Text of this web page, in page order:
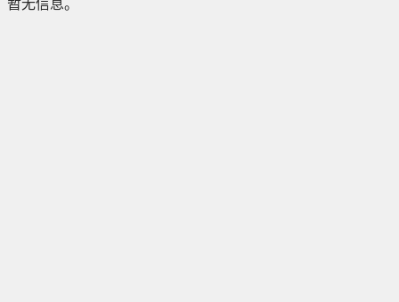
暂无信息。